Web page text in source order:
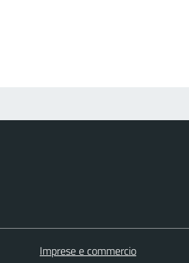
Imprese e commercio